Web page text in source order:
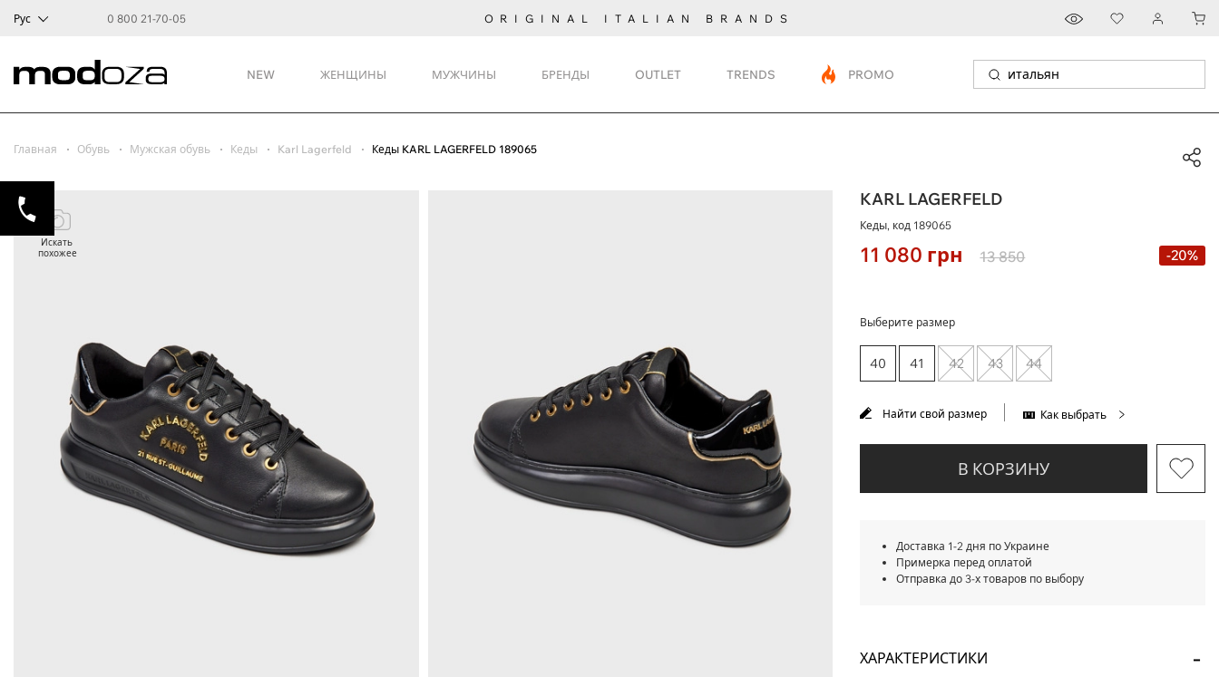
Рус 0 800 21-70-05 ORIGINAL ITALIAN BRANDS
NEW ЖЕНЩИНЫ МУЖЧИНЫ БРЕНДЫ OUTLET TRENDS PROMO
Главная Обувь Мужская обувь Кеды Karl Lagerfeld Кеды KARL LAGERFELD 189065
Искать
похожее
KARL LAGERFELD
Кеды, код 189065
11 080 грн 13 850 -20%
Выберите размер
40 41 42 43 44
Найти свой размер Как выбрать
В КОРЗИНУ
Доставка 1-2 дня по Украине
Примерка перед оплатой
Отправка до 3-х товаров по выбору
ХАРАКТЕРИСТИКИ